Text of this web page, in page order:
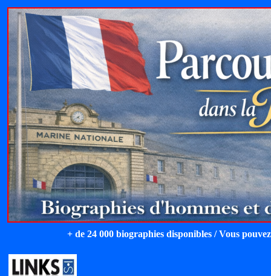
+ de 24 000 biographies disponibles / Vous